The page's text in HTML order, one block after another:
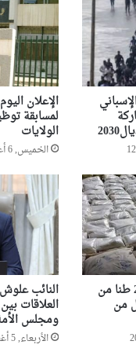
الإعلان
لمسابقة
الولايات
الخميس, 6 أغسطس 2026, 12:00
ضربة أمنية لشبكة هربت 21 طنا من
من
النائب
العلاقات
ومجلس
الأربعاء, 5 أغسطس 2026, 20:24